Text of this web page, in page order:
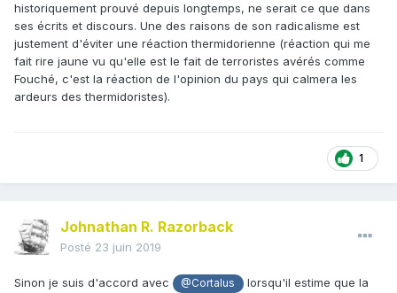
historiquement prouvé depuis longtemps, ne serait ce que dans
ses écrits et discours. Une des raisons de son radicalisme est
justement d'éviter une réaction thermidorienne (réaction qui me
fait rire jaune vu qu'elle est le fait de terroristes avérés comme
Fouché, c'est la réaction de l'opinion du pays qui calmera les
ardeurs des thermidoristes).
1
Johnathan R. Razorback
Posté 23 juin 2019
Sinon je suis d'accord avec @Cortalus
lorsqu'il estime que la